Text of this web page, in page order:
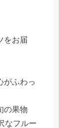
をお届
がふわっ
の果物
なフルー